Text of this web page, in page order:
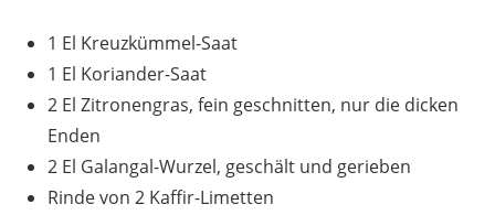
1 El Kreuzkümmel-Saat
1 El Koriander-Saat
2 El Zitronengras, fein geschnitten, nur die dicken
Enden
2 El Galangal-Wurzel, geschält und gerieben
Rinde von 2 Kaffir-Limetten